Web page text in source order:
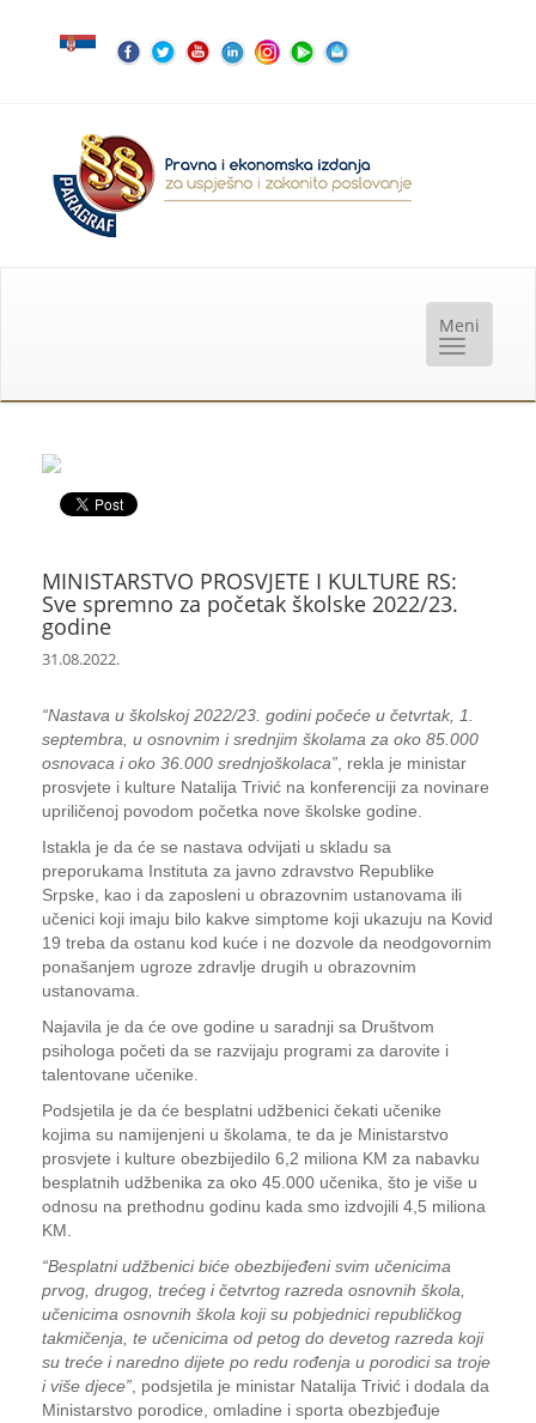
MINISTARSTVO PROSVJETE I KULTURE RS:
Sve spremno za početak školske 2022/23.
godine
31.08.2022.
“Nastava u školskoj 2022/23. godini počeće u četvrtak, 1.
septembra, u osnovnim i srednjim školama za oko 85.000
osnovaca i oko 36.000 srednjoškolaca” , rekla je ministar
prosvjete i kulture Natalija Trivić na konferenciji za novinare
upriličenoj povodom početka nove školske godine.
Istakla je da će se nastava odvijati u skladu sa
preporukama Instituta za javno zdravstvo Republike
Srpske, kao i da zaposleni u obrazovnim ustanovama ili
učenici koji imaju bilo kakve simptome koji ukazuju na Kovid
19 treba da ostanu kod kuće i ne dozvole da neodgovornim
ponašanjem ugroze zdravlje drugih u obrazovnim
ustanovama.
Najavila je da će ove godine u saradnji sa Društvom
psihologa početi da se razvijaju programi za darovite i
talentovane učenike.
Podsjetila je da će besplatni udžbenici čekati učenike
kojima su namijenjeni u školama, te da je Ministarstvo
prosvjete i kulture obezbijedilo 6,2 miliona KM za nabavku
besplatnih udžbenika za oko 45.000 učenika, što je više u
odnosu na prethodnu godinu kada smo izdvojili 4,5 miliona
KM.
“Besplatni udžbenici biće obezbijeđeni svim učenicima
prvog, drugog, trećeg i četvrtog razreda osnovnih škola,
učenicima osnovnih škola koji su pobjednici republičkog
takmičenja, te učenicima od petog do devetog razreda koji
su treće i naredno dijete po redu rođenja u porodici sa troje
i više djece” , podsjetila je ministar Natalija Trivić i dodala da
Ministarstvo porodice, omladine i sporta obezbjeđuje